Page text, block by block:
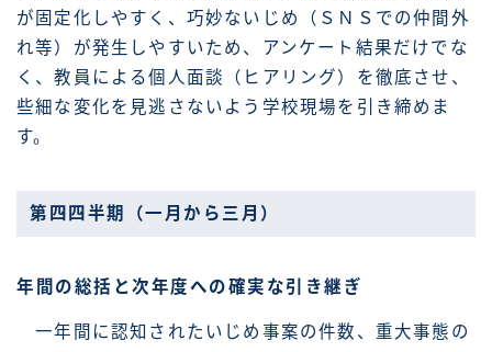
が固定化しやすく、巧妙ないじめ（ＳＮＳでの仲間外
れ等）が発生しやすいため、アンケート結果だけでな
く、教員による個人面談（ヒアリング）を徹底させ、
些細な変化を見逃さないよう学校現場を引き締めま
す。
第四四半期（一月から三月）
年間の総括と次年度への確実な引き継ぎ
一年間に認知されたいじめ事案の件数、重大事態の